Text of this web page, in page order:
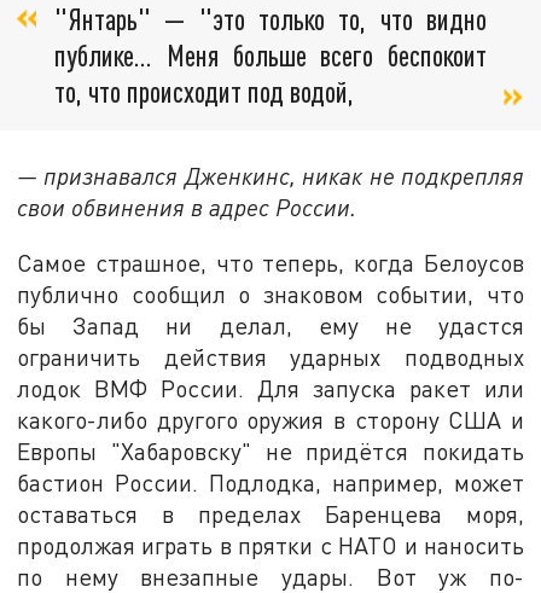
"Янтарь" — "это только то, что видно
публике… Меня больше всего беспокоит
то, что происходит под водой,
— признавался Дженкинс, никак не подкрепляя
свои обвинения в адрес России.
Самое страшное, что теперь, когда Белоусов
публично сообщил о знаковом событии, что
бы Запад ни делал, ему не удастся
ограничить действия ударных подводных
лодок ВМФ России. Для запуска ракет или
какого-либо другого оружия в сторону США и
Европы "Хабаровску" не придётся покидать
бастион России. Подлодка, например, может
оставаться в пределах Баренцева моря,
продолжая играть в прятки с НАТО и наносить
по нему внезапные удары. Вот уж по-